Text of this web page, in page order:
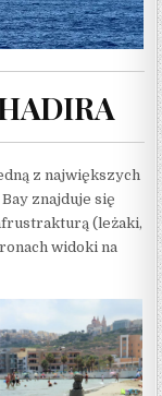
z największych
znajduje się
(leżaki,
widoki na